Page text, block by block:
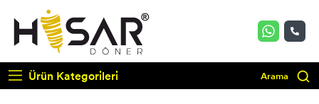
Ürün Kategorileri Arama